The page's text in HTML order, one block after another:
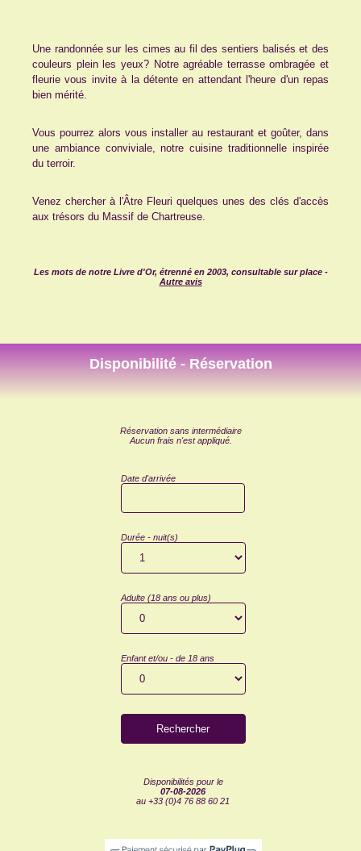
Une randonnée sur les cimes au fil des sentiers balisés et des
couleurs plein les yeux? Notre agréable terrasse ombragée et
fleurie vous invite à la détente en attendant l'heure d'un repas
bien mérité.
Vous pourrez alors vous installer au restaurant et goûter, dans
une ambiance conviviale, notre cuisine traditionnelle inspirée
du terroir.
Venez chercher à l'Âtre Fleuri quelques unes des clés d'accès
aux trésors du Massif de Chartreuse.
Les mots de notre Livre d'Or, étrenné en 2003, consultable sur place -
Autre avis
Disponibilité - Réservation
Réservation sans intermédiaire
Aucun frais n'est appliqué.
Date d'arrivée
Durée - nuit(s)
Adulte (18 ans ou plus)
Enfant et/ou - de 18 ans
Disponibilités pour le
07-08-2026
au +33 (0)4 76 88 60 21